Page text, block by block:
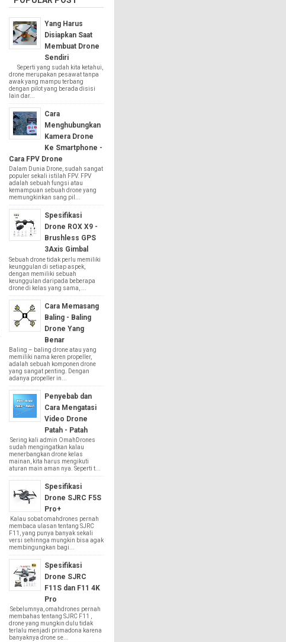
Yang Harus
Disiapkan Saat
Membuat Drone
Sendiri
Seperti yang sudah kita ketahui,
drone merupakan pesawat tanpa
awak yang mampu terbang
dengan pilot yang berada disisi
lain dar...
Cara
Menghubungkan
Kamera Drone
Ke Smartphone -
Cara FPV Drone
Dalam Dunia Drone, sudah sangat
populer sekali istilah FPV. FPV
adalah sebuah fungsi atau
kemampuan sebuah drone yang
memungkinkan sang pil...
Spesifikasi
Drone ROX X9 -
Brushless GPS
3Axis Gimbal
Sebuah drone tidak perlu memiliki
keunggulan di setiap aspek,
dengan memiliki sebuah
keunggulan daripada beberapa
drone di kelas yang sama, ...
Cara Memasang
Baling - Baling
Drone Yang
Benar
Baling – baling drone atau yang
memiliki nama keren propeller,
adalah sebuah komponen drone
yang sangat penting. Dengan
adanya propeller in...
Penyebab dan
Cara Mengatasi
Video Drone
Patah - Patah
Sering kali admin OmahDrones
sudah mengingatkan kalau
menerbangkan drone kelas
mainan, kita harus mengikuti
aturan main aman nya. Seperti t...
Spesifikasi
Drone SJRC F5S
Pro+
Kalau sobat omahdrones pernah
membaca ulasan tentang SJRC
F11, yang punya banyak sekali
versi sehinnga mungkin bisa agak
membingungkan bagi...
Spesifikasi
Drone SJRC
F11S dan F11 4K
Pro
Sebelumnya, omahdrones pernah
membahas tentang SJRC F11 ,
drone yang mungkin dulu tidak
terlalu menjadi primadona karena
banyaknya drone se...